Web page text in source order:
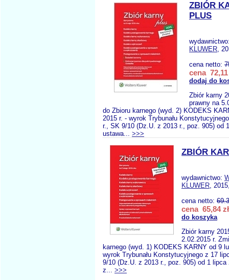
ZBIÓR
PLUS
KLUWER,
cena netto:
cena 72,11
dodaj do
Zbiór karny
prawny na
do Zbioru karnego (wyd. 2) KODEKS
2015 r. - wyrok Trybunału
r., SK 9/10 (Dz.U. z 2013 r., poz. 905) od
ustawa... >>>
ZBIÓR
wydawnictwo:
KLUWER,
cena netto:
cena 65,84 zł
do koszyka
Zbiór karny
2.02.2015 r.
karnego (wyd. 1) KODEKS KARNY od 9
wyrok Trybunału Konstytucyjnego z 17
9/10 (Dz.U. z 2013 r., poz. 905) od 1 lipca
z... >>>